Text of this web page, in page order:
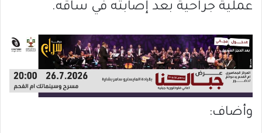
عملية جراحية بعد إصابته في ساقه.
وأضاف: